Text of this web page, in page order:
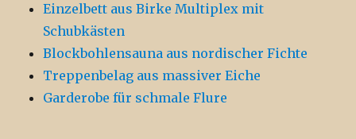
Einzelbett aus Birke Multiplex mit
Schubkästen
Blockbohlensauna aus nordischer Fichte
Treppenbelag aus massiver Eiche
Garderobe für schmale Flure